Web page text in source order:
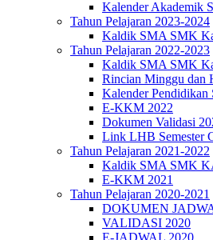
Kalender Akademik
Tahun Pelajaran 2023-2024
Kaldik SMA SMK
Tahun Pelajaran 2022-2023
Kaldik SMA SMK
Rincian Minggu dan
Kalender
E-KKM 2022
Dokumen Validasi
Link LHB Semester
Tahun Pelajaran 2021-2022
Kaldik SMA SMK
E-KKM 2021
Tahun Pelajaran 2020-2021
DOKUMEN
VALIDASI 2020
E-JADWAL 2020